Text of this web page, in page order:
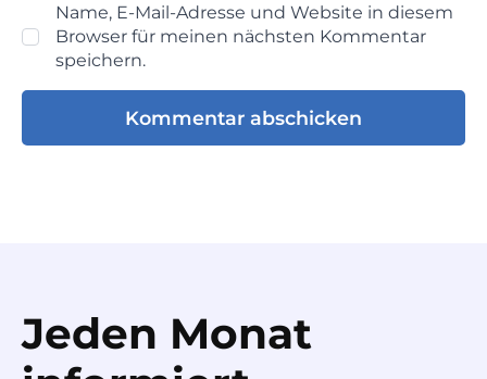
Name, E-Mail-Adresse und Website in diesem
Browser für meinen nächsten Kommentar
speichern.
Jeden Monat